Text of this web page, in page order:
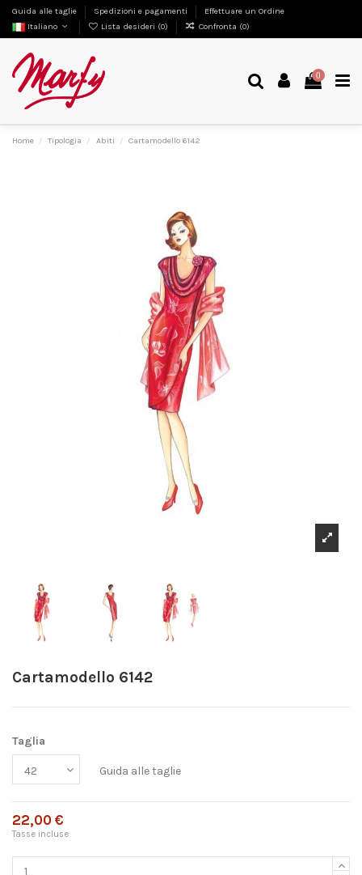
Guida alle taglie Spedizioni e pagamenti
Effettuare un Ordine
Italiano
Lista desideri (0) Confronta (0)
0
Home Tipologia Abiti Cartamodello 6142
Cartamodello 6142
Taglia
Guida alle taglie
22,00 €
Tasse incluse